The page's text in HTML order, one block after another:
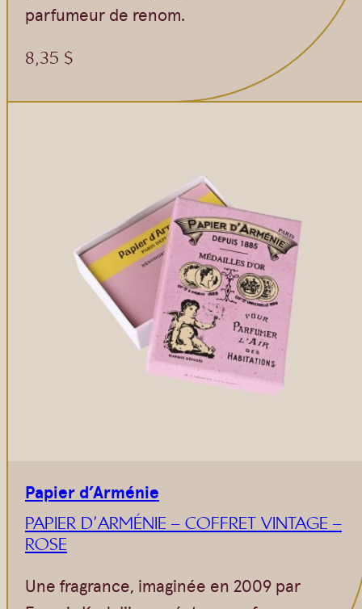
parfumeur de renom.
8,35 $
Papier d’Arménie
PAPIER D’ARMÉNIE – COFFRET VINTAGE –
ROSE
Une fragrance, imaginée en 2009 par